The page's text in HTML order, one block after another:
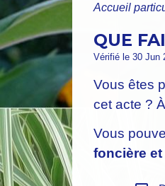
Accueil
QUE
Vérifié le 30 Jun
Vous êtes
cet acte ?
Vous
foncière